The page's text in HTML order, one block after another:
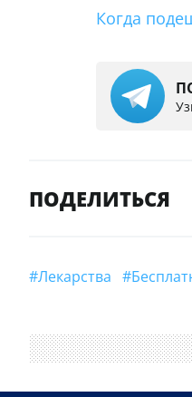
Когда
ПОДЕЛИТЬСЯ
#лекарства